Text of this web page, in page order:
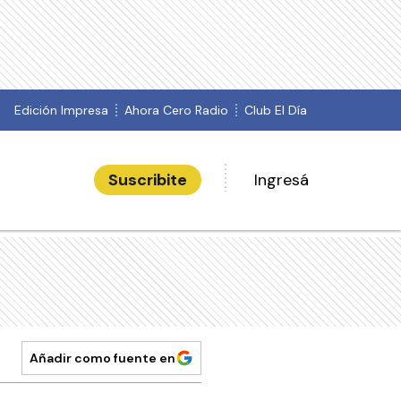
Edición Impresa Ahora Cero Radio Club El Día
Suscribite Ingresá
Añadir como fuente en